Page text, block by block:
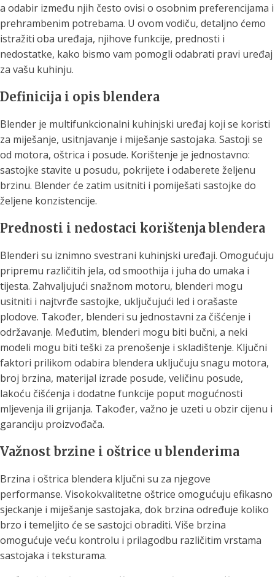
a odabir između njih često ovisi o osobnim preferencijama i
prehrambenim potrebama. U ovom vodiču, detaljno ćemo
istražiti oba uređaja, njihove funkcije, prednosti i
nedostatke, kako bismo vam pomogli odabrati pravi uređaj
za vašu kuhinju.
Definicija i opis blendera
Blender je multifunkcionalni kuhinjski uređaj koji se koristi
za miješanje, usitnjavanje i miješanje sastojaka. Sastoji se
od motora, oštrica i posude. Korištenje je jednostavno:
sastojke stavite u posudu, pokrijete i odaberete željenu
brzinu. Blender će zatim usitniti i pomiješati sastojke do
željene konzistencije.
Prednosti i nedostaci korištenja blendera
Blenderi su iznimno svestrani kuhinjski uređaji. Omogućuju
pripremu različitih jela, od smoothija i juha do umaka i
tijesta. Zahvaljujući snažnom motoru, blenderi mogu
usitniti i najtvrđe sastojke, uključujući led i orašaste
plodove. Također, blenderi su jednostavni za čišćenje i
održavanje. Međutim, blenderi mogu biti bučni, a neki
modeli mogu biti teški za prenošenje i skladištenje. Ključni
faktori prilikom odabira blendera uključuju snagu motora,
broj brzina, materijal izrade posude, veličinu posude,
lakoću čišćenja i dodatne funkcije poput mogućnosti
mljevenja ili grijanja. Također, važno je uzeti u obzir cijenu i
garanciju proizvođača.
Važnost brzine i oštrice u blenderima
Brzina i oštrica blendera ključni su za njegove
performanse. Visokokvalitetne oštrice omogućuju efikasno
sjeckanje i miješanje sastojaka, dok brzina određuje koliko
brzo i temeljito će se sastojci obraditi. Više brzina
omogućuje veću kontrolu i prilagodbu različitim vrstama
sastojaka i teksturama.